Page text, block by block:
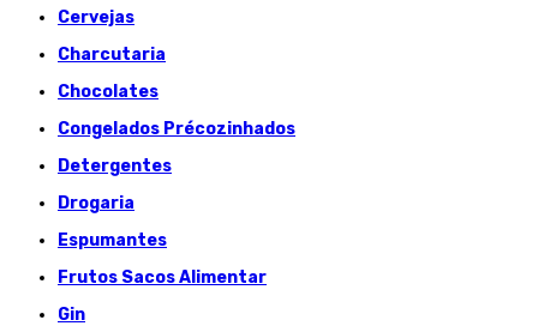
Cervejas
Charcutaria
Chocolates
Congelados Précozinhados
Detergentes
Drogaria
Espumantes
Frutos Sacos Alimentar
Gin